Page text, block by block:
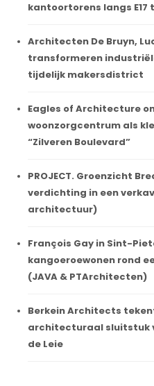
kantoortorens langs
Architecten De Bruyn,
transformeren
tijdelijk makersdistrict
Eagles of Architecture
woonzorgcentrum als
“Zilveren Boulevard”
PROJECT. Groenzicht
verdichting in een
architectuur)
François Gay in Sint-
kangoeroewonen rond
(JAVA & PTArchitecten)
Berkein Architects tekent
architecturaal sluitstuk
de Leie